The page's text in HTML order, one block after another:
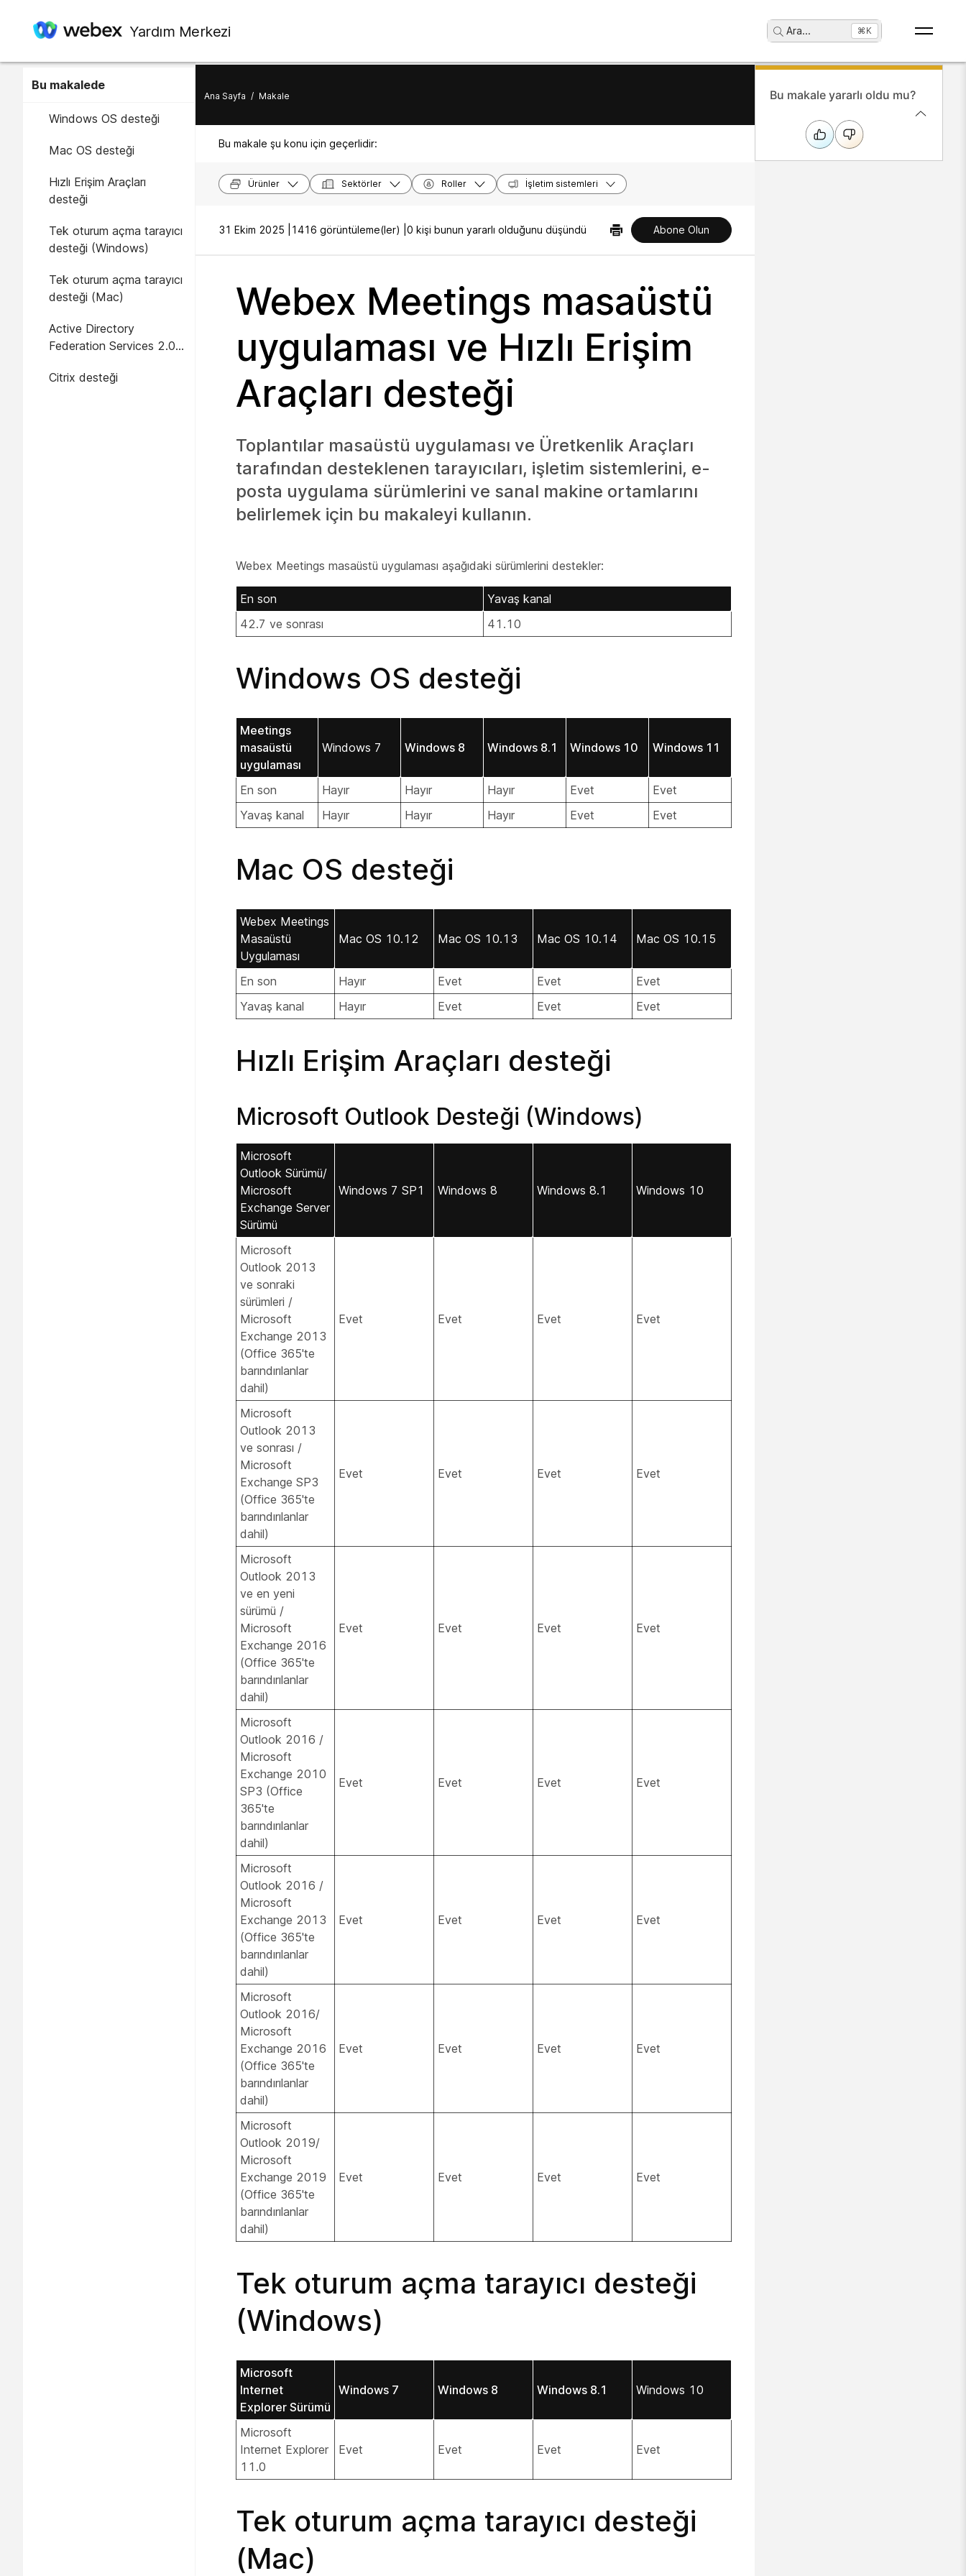
Yardım Merkezi Ara... ⌘K
Bu makalede
Windows OS desteği
Mac OS desteği
Hızlı Erişim Araçları
desteği
Tek oturum açma tarayıcı
desteği (Windows)
Tek oturum açma tarayıcı
desteği (Mac)
Active Directory
Federation Services 2.0
desteği (Mac)
Citrix desteği
Ana Sayfa / Makale
Bu makale şu konu için geçerlidir:
Ürünler Sektörler Roller İşletim sistemleri
31 Ekim 2025 | 1416 görüntüleme(ler) | 0 kişi bunun yararlı olduğunu düşündü Abone Olun
Webex Meetings masaüstü
uygulaması ve Hızlı Erişim
Araçları desteği
Toplantılar masaüstü uygulaması ve Üretkenlik Araçları
tarafından desteklenen tarayıcıları, işletim sistemlerini, e-
posta uygulama sürümlerini ve sanal makine ortamlarını
belirlemek için bu makaleyi kullanın.
Webex Meetings masaüstü uygulaması aşağıdaki sürümlerini destekler:
En son
Yavaş kanal
42.7 ve sonrası
41.10
Windows OS desteği
Meetings
masaüstü
uygulaması
Windows 7 Windows 8 Windows 8.1 Windows 10 Windows 11
En son Hayır Hayır Hayır Evet
Evet
Yavaş kanal
Hayır Hayır Hayır Evet Evet
Mac OS desteği
Webex Meetings
Masaüstü
Uygulaması
Mac OS 10.12 Mac OS 10.13 Mac OS 10.14 Mac OS 10.15
En son Hayır Evet Evet
Evet
Yavaş kanal
Hayır Evet Evet Evet
Hızlı Erişim Araçları desteği
Microsoft Outlook Desteği (Windows)
Microsoft
Outlook Sürümü/
Microsoft
Exchange Server
Sürümü
Windows 7 SP1 Windows 8 Windows 8.1 Windows 10
Microsoft
Outlook 2013
ve sonraki
sürümleri /
Microsoft
Exchange 2013
(Office 365'te
barındırılanlar
dahil)
Evet Evet Evet Evet
Microsoft
Outlook 2013
ve sonrası /
Microsoft
Exchange SP3
(Office 365'te
barındırılanlar
dahil)
Evet Evet Evet Evet
Microsoft
Outlook 2013
ve en yeni
sürümü /
Microsoft
Exchange 2016
(Office 365'te
barındırılanlar
dahil)
Evet Evet Evet Evet
Microsoft
Outlook 2016 /
Microsoft
Exchange 2010
SP3 (Office
365'te
barındırılanlar
dahil)
Evet Evet Evet Evet
Microsoft
Outlook 2016 /
Microsoft
Exchange 2013
(Office 365'te
barındırılanlar
dahil)
Evet Evet Evet Evet
Microsoft
Outlook 2016/
Microsoft
Exchange 2016
(Office 365'te
barındırılanlar
dahil)
Evet Evet Evet Evet
Microsoft
Outlook 2019/
Microsoft
Exchange 2019
(Office 365'te
barındırılanlar
dahil)
Evet Evet Evet Evet
Tek oturum açma tarayıcı desteği
(Windows)
Microsoft
Internet
Explorer Sürümü
Windows 7 Windows 8 Windows 8.1 Windows 10
Microsoft
Internet Explorer
11.0
Evet Evet Evet Evet
Tek oturum açma tarayıcı desteği
(Mac)
Bu makale yararlı oldu mu?